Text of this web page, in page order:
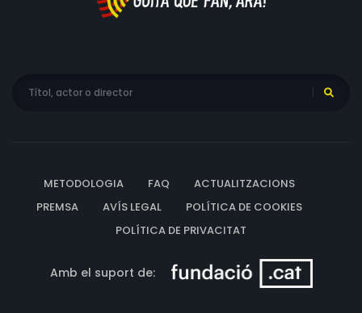
METODOLOGIA FAQ
ACTUALITZACIONS
PREMSA
AVÍS LEGAL
POLÍTICA DE COOKIES
POLÍTICA DE PRIVACITAT
Amb el suport de: